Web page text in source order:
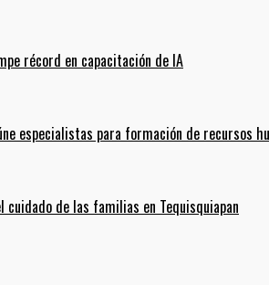
récord en capacitación de IA
especialistas para formación de recursos
cuidado de las familias en Tequisquiapan